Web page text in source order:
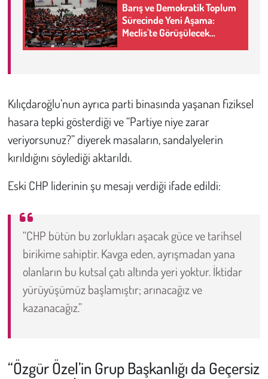
Barış ve Demokratik Toplum
Sürecinde Yeni Aşama:
Meclis'te Görüşülecek
Kılıçdaroğlu’nun ayrıca parti binasında yaşanan fiziksel
hasara tepki gösterdiği ve “Partiye niye zarar
veriyorsunuz?” diyerek masaların, sandalyelerin
kırıldığını söylediği aktarıldı.
Eski CHP liderinin şu mesajı verdiği ifade edildi:
“CHP bütün bu zorlukları aşacak güce ve tarihsel
birikime sahiptir. Kavga eden, ayrışmadan yana
olanların bu kutsal çatı altında yeri yoktur. İktidar
yürüyüşümüz başlamıştır; arınacağız ve
kazanacağız.”
“Özgür Özel’in Grup Başkanlığı da Geçersiz